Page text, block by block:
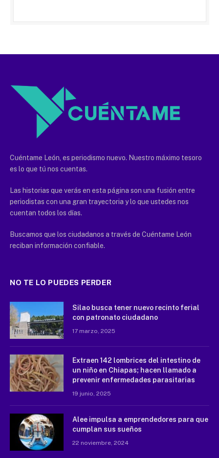
Cuéntame León, es periodismo nuevo. Nuestro máximo tesoro
es lo que tú nos cuentas.
Las historias que verás en esta página son una fusión entre
periodistas con una gran trayectoria y lo que ustedes nos
cuentan todos los días.
Buscamos que los ciudadanos a través de Cuéntame León
reciban información confiable.
NO TE LO PUEDES PERDER
Silao busca tener nuevo recinto ferial
con patronato ciudadano
17 marzo, 2025
Extraen 142 lombrices del intestino de
un niño en Chiapas; hacen llamado a
prevenir enfermedades parasitarias
19 junio, 2025
Alee impulsa a emprendedores para que
cumplan sus sueños
22 noviembre, 2024